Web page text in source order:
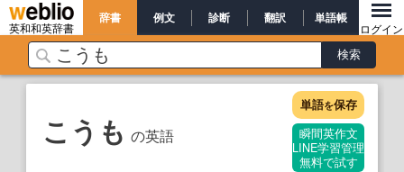
英和和英辞書
辞書 例文 診断 翻訳 単語帳
ログイン
こうも の英語
単語を保存
瞬間英作文
LINE学習管理
無料で試す